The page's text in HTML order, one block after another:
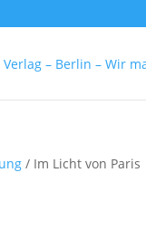
/ Im Licht von Paris